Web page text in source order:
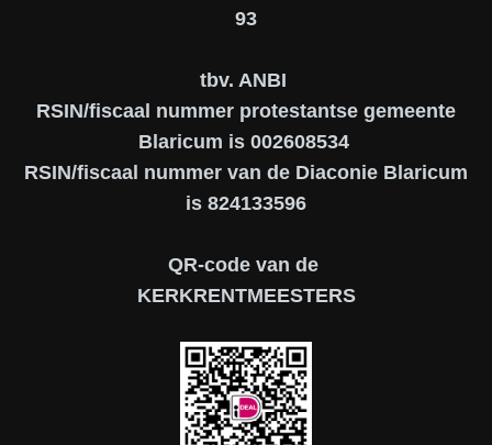
93
tbv. ANBI
RSIN/fiscaal nummer protestantse gemeente
Blaricum is 002608534
RSIN/fiscaal nummer van de Diaconie Blaricum
is 824133596
QR-code van de
KERKRENTMEESTERS